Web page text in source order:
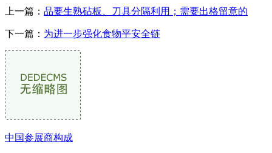
上一篇： 品要生熟砧板、刀具分隔利用；需要出格留意的
下一篇： 为进一步强化食物平安全链
中国参展商构成